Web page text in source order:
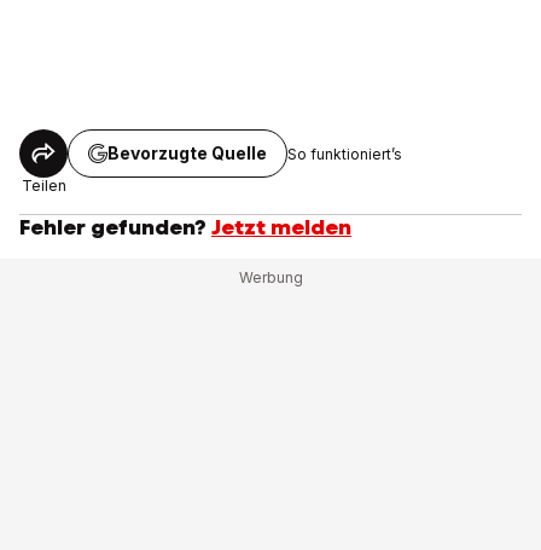
Teilen
Bevorzugte Quelle So funktioniert’s
Fehler gefunden? Jetzt melden